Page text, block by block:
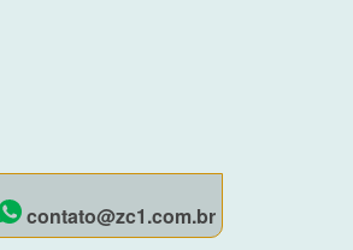
contato@zc1.com.br